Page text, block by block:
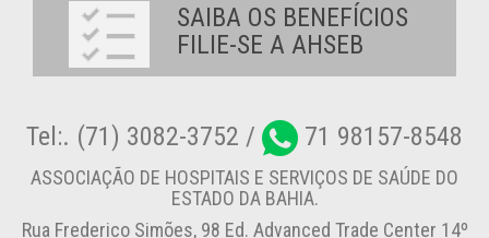
SAIBA OS BENEFÍCIOS
FILIE-SE A AHSEB
Tel:. (71) 3082-3752 / 71 98157-8548
ASSOCIAÇÃO DE HOSPITAIS E SERVIÇOS DE SAÚDE DO
ESTADO DA BAHIA.
Rua Frederico Simões, 98 Ed. Advanced Trade Center 14º